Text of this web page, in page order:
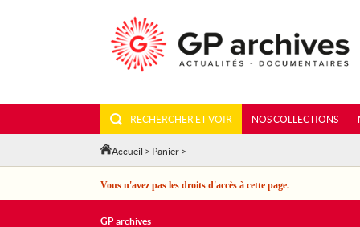
RECHERCHER ET VOIR NOS COLLECTIONS
Accueil > Panier >
Vous n'avez pas les droits d'accès à cette page.
GP archives